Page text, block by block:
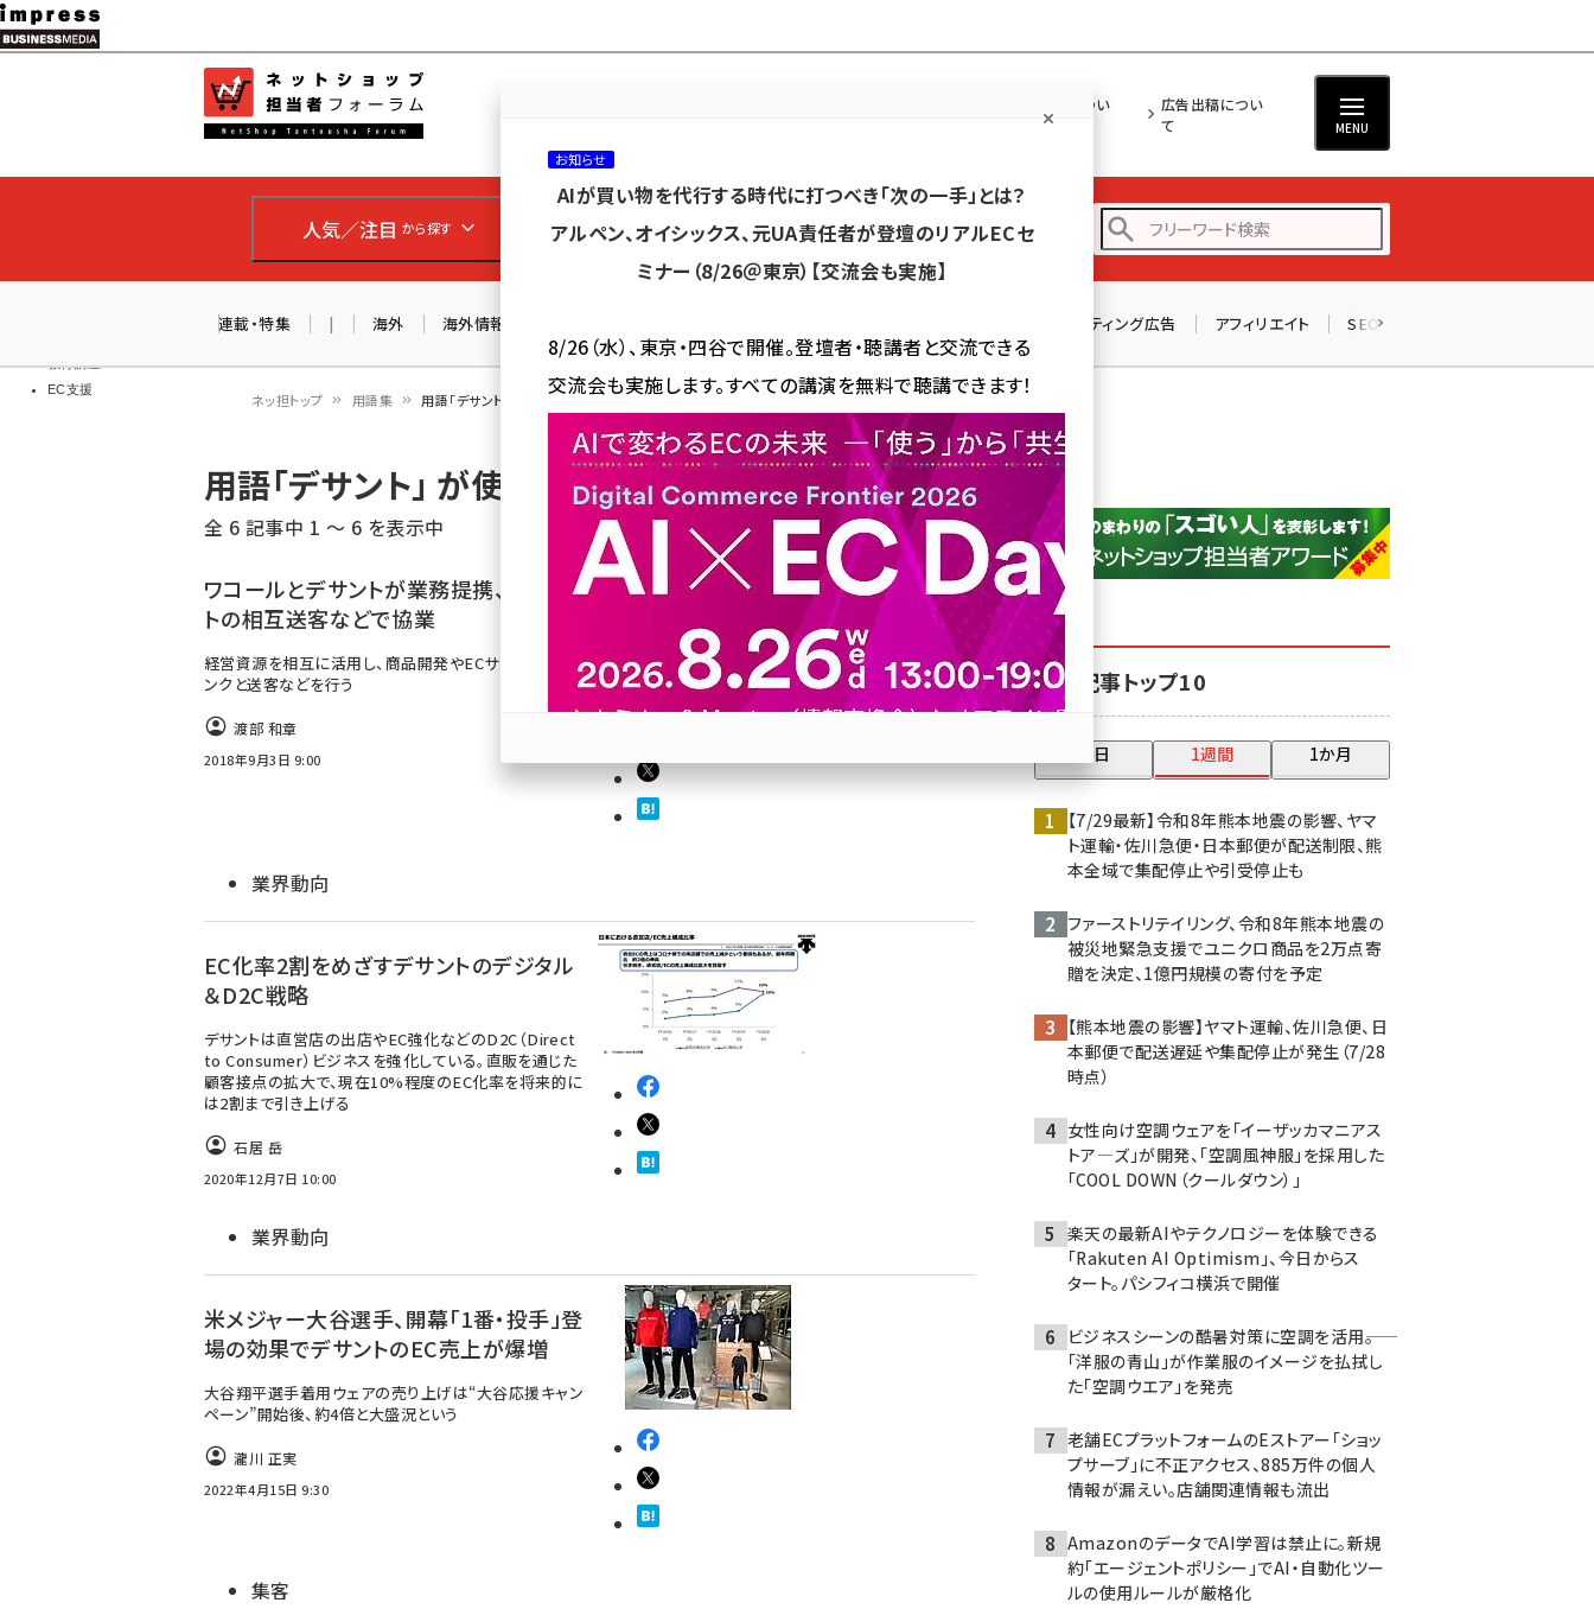
メ
イ
ン
ツ
移
教育講座
EC支援
ネッ担につい
広告出稿につい
て
MENU
人気／注目 から探す カテゴリ／種別 から探す セミナー／イベント から探す
アスクル (1119)
base (1077)
連載・特集 | 海外 海外情報 リスティング広告 アフィリエイト SEO
ン
く
ず
ネッ担トップ 用語集 用語「デサント」 が使われている記事の一覧
用語「デサント」 が使われている記事の一覧
全 6 記事中 1 ～ 6 を表示中
ワコールとデサントが業務提携、ECサイ
トの相互送客などで協業
経営資源を相互に活用し、商品開発やECサイトの相互リ
ンクと送客などを行う
渡部 和章
2018年9月3日 9:00
業界動向
EC化率2割をめざすデサントのデジタル
＆D2C戦略
デサントは直営店の出店やEC強化などのD2C（Direct
to Consumer）ビジネスを強化している。直販を通じた
顧客接点の拡大で、現在10%程度のEC化率を将来的に
は2割まで引き上げる
石居 岳
2020年12月7日 10:00
業界動向
米メジャー大谷選手、開幕「1番・投手」登
場の効果でデサントのEC売上が爆増
大谷翔平選手着用ウェアの売り上げは“大谷応援キャン
ペーン”開始後、約4倍と大盛況という
瀧川 正実
2022年4月15日 9:30
集客
人気記事トップ10
昨日 1週間 1か月
【7/29最新】令和8年熊本地震の影響、ヤマ
ト運輸・佐川急便・日本郵便が配送制限、熊
本全域で集配停止や引受停止も
ファーストリテイリング、令和8年熊本地震の
被災地緊急支援でユニクロ商品を2万点寄
贈を決定、1億円規模の寄付を予定
【熊本地震の影響】ヤマト運輸、佐川急便、日
本郵便で配送遅延や集配停止が発生（7/28
時点）
女性向け空調ウェアを「イーザッカマニアス
トア―ズ」が開発、「空調風神服」を採用した
「COOL DOWN（クールダウン）」
楽天の最新AIやテクノロジーを体験できる
「Rakuten AI Optimism」、今日からス
タート。パシフィコ横浜で開催
ビジネスシーンの酷暑対策に空調を活用――。
「洋服の青山」が作業服のイメージを払拭し
た「空調ウエア」を発売
老舗ECプラットフォームのEストアー「ショッ
プサーブ」に不正アクセス、885万件の個人
情報が漏えい。店舗関連情報も流出
AmazonのデータでAI学習は禁止に。新規
約「エージェントポリシー」でAI・自動化ツー
ルの使用ルールが厳格化
お知らせ
AIが買い物を代行する時代に打つべき「次の一手」とは？
アルペン、オイシックス、元UA責任者が登壇のリアルECセ
ミナー（8/26＠東京）【交流会も実施】
8/26（水）、東京・四谷で開催。登壇者・聴講者と交流できる
交流会も実施します。すべての講演を無料で聴講できます！
参加登録はこちら↑